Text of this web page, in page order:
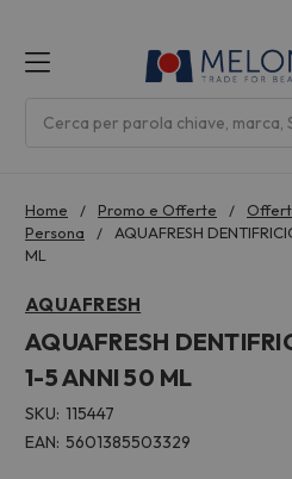
Home Promo e Offerte
Persona
AQUAFRESH
ML
AQUAFRESH
AQUAFRESH
1-5 ANNI 50 ML
SKU: 115447
EAN: 5601385503329